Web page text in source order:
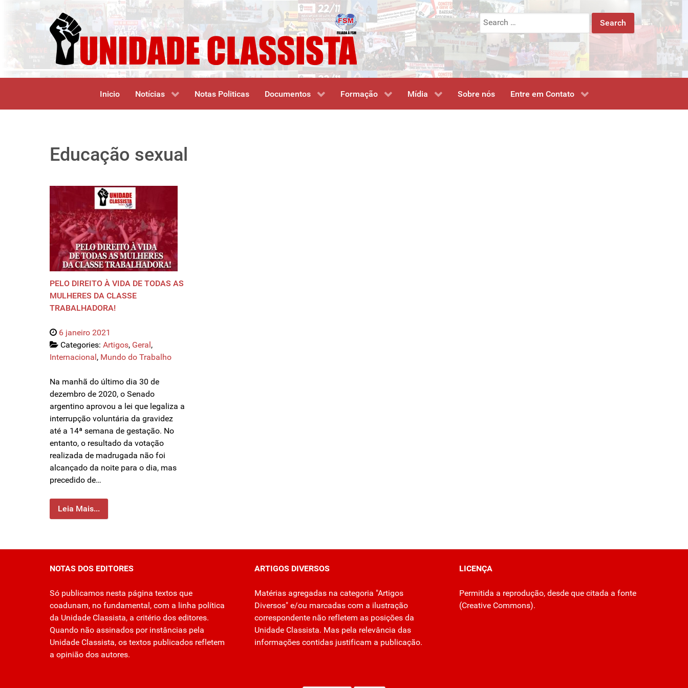
Search
for:
Inicio Notícias Notas Politicas Documentos Formação Mídia Sobre nós Entre em Contato
Educação sexual
PELO DIREITO À VIDA DE TODAS AS
MULHERES DA CLASSE
TRABALHADORA!
6 janeiro 2021
Categories: Artigos, Geral ,
Internacional , Mundo do Trabalho
Na manhã do último dia 30 de
dezembro de 2020, o Senado
argentino aprovou a lei que legaliza a
interrupção voluntária da gravidez
até a 14ª semana de gestação. No
entanto, o resultado da votação
realizada de madrugada não foi
alcançado da noite para o dia, mas
precedido de…
Leia Mais...
NOTAS DOS EDITORES
Só publicamos nesta página textos que
coadunam, no fundamental, com a linha política
da Unidade Classista, a critério dos editores.
Quando não assinados por instâncias pela
Unidade Classista, os textos publicados refletem
a opinião dos autores.
ARTIGOS DIVERSOS
Matérias agregadas na categoria "Artigos
Diversos" e/ou marcadas com a ilustração
correspondente não refletem as posições da
Unidade Classista. Mas pela relevância das
informações contidas justificam a publicação.
LICENÇA
Permitida a reprodução, desde que citada a fonte
(Creative Commons).